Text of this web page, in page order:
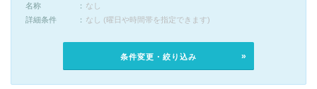
名称
なし
詳細条件
なし (曜日や時間帯を指定できます)
条件変更・絞り込み